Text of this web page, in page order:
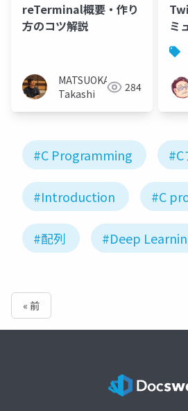
reTerminal概要・作り
方のコツ解説
MATSUOKA
Takashi
284
ミ
み
#C Programming
#Introduction #C
#配列 #Deep
« 前